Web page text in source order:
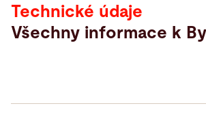
Technické údaje
Všechny informace k